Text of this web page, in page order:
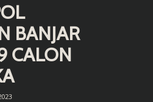
BANJAR
CALON